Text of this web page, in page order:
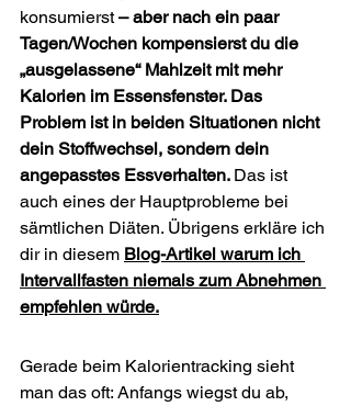
konsumierst – aber nach ein paar
Tagen/Wochen kompensierst du die
„ausgelassene“ Mahlzeit mit mehr
Kalorien im Essensfenster. Das
Problem ist in beiden Situationen nicht
dein Stoffwechsel, sondern dein
angepasstes Essverhalten. Das ist
auch eines der Hauptprobleme bei
sämtlichen Diäten. Übrigens erkläre ich
dir in diesem Blog-Artikel warum ich
Intervallfasten niemals zum Abnehmen
empfehlen würde.
Gerade beim Kalorientracking sieht
man das oft: Anfangs wiegst du ab,